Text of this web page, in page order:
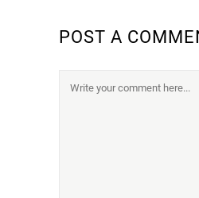
POST A